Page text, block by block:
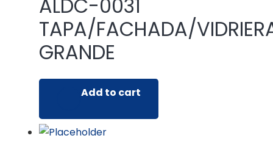
ALDC-0031
TAPA/FACHADA/
GRANDE
Add to cart